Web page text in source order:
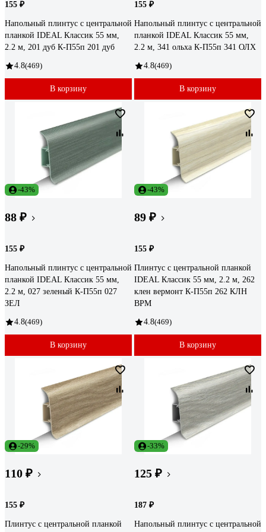
155 ₽
Напольный плинтус с центральной
планкой IDEAL Классик 55 мм,
2.2 м, 201 дуб К-П55п 201 дуб
4.8(469)
В корзину
155 ₽
Напольный плинтус с центральной
планкой IDEAL Классик 55 мм,
2.2 м, 341 ольха К-П55п 341 ОЛХ
4.8(469)
В корзину
-43%
88 ₽
155 ₽
Напольный плинтус с центральной
планкой IDEAL Классик 55 мм,
2.2 м, 027 зеленый К-П55п 027
ЗЕЛ
4.8(469)
В корзину
-43%
89 ₽
155 ₽
Плинтус с центральной планкой
IDEAL Классик 55 мм, 2.2 м, 262
клен вермонт К-П55п 262 КЛН
ВРМ
4.8(469)
В корзину
-29%
110 ₽
155 ₽
Плинтус с центральной планкой
-33%
125 ₽
187 ₽
Напольный плинтус с центральной